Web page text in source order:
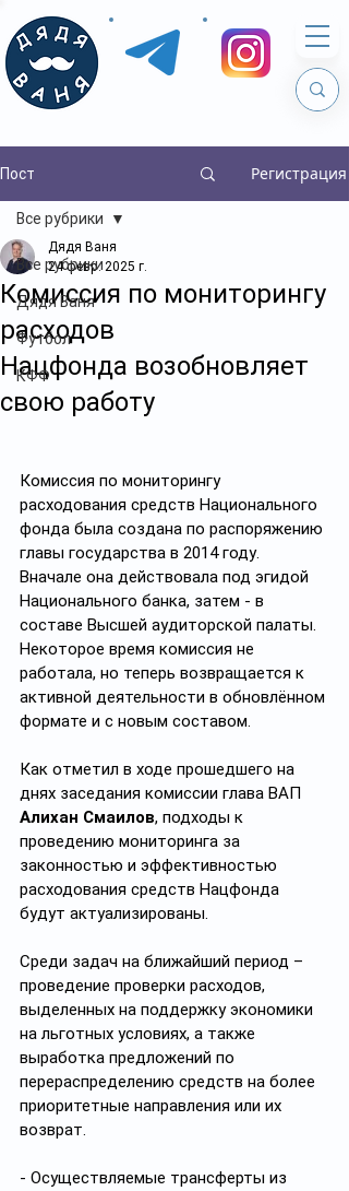
Пост Регистрация
Все рубрики
Дядя Ваня
Футбол
КФФ
Все рубрики
Комиссия по мониторингу
расходов
Нацфонда возобновляет
свою работу
Дядя Ваня
24 февр. 2025 г.
Комиссия по мониторингу
расходования средств Национального
фонда была создана по распоряжению
главы государства в 2014 году.
Вначале она действовала под эгидой
Национального банка, затем - в
составе Высшей аудиторской палаты.
Некоторое время комиссия не
работала, но теперь возвращается к
активной деятельности в обновлённом
формате и с новым составом.
Как отметил в ходе прошедшего на
днях заседания комиссии глава ВАП
Алихан Смаилов, подходы к
проведению мониторинга за
законностью и эффективностью
расходования средств Нацфонда
будут актуализированы.
Среди задач на ближайший период –
проведение проверки расходов,
выделенных на поддержку экономики
на льготных условиях, а также
выработка предложений по
перераспределению средств на более
приоритетные направления или их
возврат.
- Осуществляемые трансферты из